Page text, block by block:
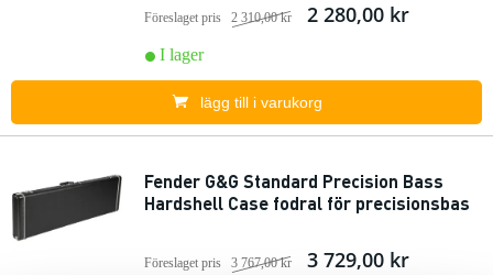
Föreslaget pris 2 310,00 kr 2 280,00 kr
I lager
lägg till i varukorg
Fender G&G Standard Precision Bass
Hardshell Case fodral för precisionsbas
Föreslaget pris 3 767,00 kr 3 729,00 kr